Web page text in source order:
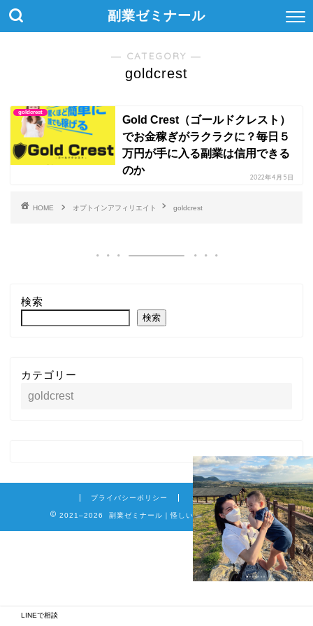
副業ゼミナール
― CATEGORY ―
goldcrest
goldcrest
Gold Crest（ゴールドクレスト）
でお金稼ぎがラクラクに？毎日５
万円が手に入る副業は信用できる
のか
2022年4月5日
HOME オプトインアフィリエイト goldcrest
検索
検索
カテゴリー
プライバシーポリシー 免責事項
2021–2026 副業ゼミナール｜怪しい詐欺副業を徹底調査
LINEで相談